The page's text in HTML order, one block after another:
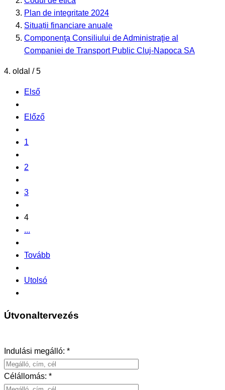
Plan de integritate 2024
Situații financiare anuale
Componenţa Consiliului de Administraţie al
Companiei de Transport Public Cluj-Napoca SA
4. oldal / 5
Első
Előző
1
2
3
4
...
Tovább
Utolsó
Útvonaltervezés
Indulási megálló: *
Célállomás: *